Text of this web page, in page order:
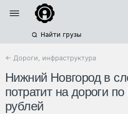
Найти грузы
← Дороги, инфраструктура
Нижний Новгород в
потратит на дороги
рублей